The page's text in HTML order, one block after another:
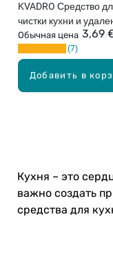
Добавить в
KVADRO Средство
чистки кухни и
жира, 730мл
Обычная цена 3,69
7
Кухня – это
важно создать
средства для